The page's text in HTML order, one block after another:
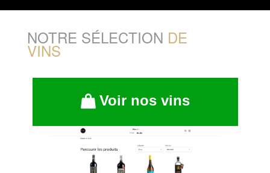
NOTRE SÉLECTION DE
VINS
Voir nos vins